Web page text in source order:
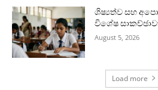
ශිෂ්‍යත්ව සහ
විශේෂ
August 5, 2026
Load more